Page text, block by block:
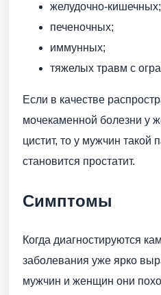
желудочно-кишечных;
печеночных;
иммунных;
тяжелых травм с
Если в качестве
мочекаменной болезни у
цистит, то у мужчин такой
становится простатит.
Симптомы
Когда диагностируются
заболевания уже ярко
мужчин и женщин они